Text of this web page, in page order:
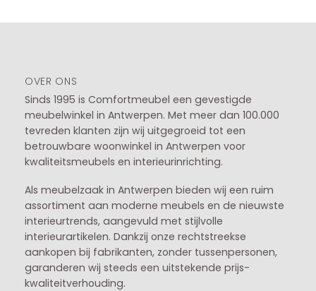
OVER ONS
Sinds 1995 is Comfortmeubel een gevestigde
meubelwinkel in Antwerpen. Met meer dan 100.000
tevreden klanten zijn wij uitgegroeid tot een
betrouwbare woonwinkel in Antwerpen voor
kwaliteitsmeubels en interieurinrichting.
Als meubelzaak in Antwerpen bieden wij een ruim
assortiment aan moderne meubels en de nieuwste
interieurtrends, aangevuld met stijlvolle
interieurartikelen. Dankzij onze rechtstreekse
aankopen bij fabrikanten, zonder tussenpersonen,
garanderen wij steeds een uitstekende prijs-
kwaliteitverhouding.